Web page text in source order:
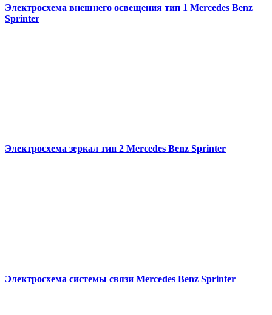
Электросхема внешнего освещения тип 1 Mercedes Benz
Sprinter
Электросхема зеркал тип 2 Mercedes Benz Sprinter
Электросхема системы связи Mercedes Benz Sprinter